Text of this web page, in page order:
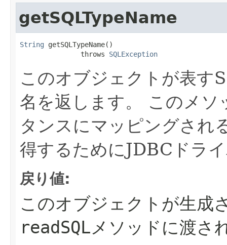
getSQLTypeName
String getSQLTypeName()
               throws
SQLException
このオブジェクトが表す
名を返します。
このメソ
タンスにマッピングされ
得するためにJDBCドラ
戻り値:
このオブジェクトが生成
readSQLメソッドに渡さ